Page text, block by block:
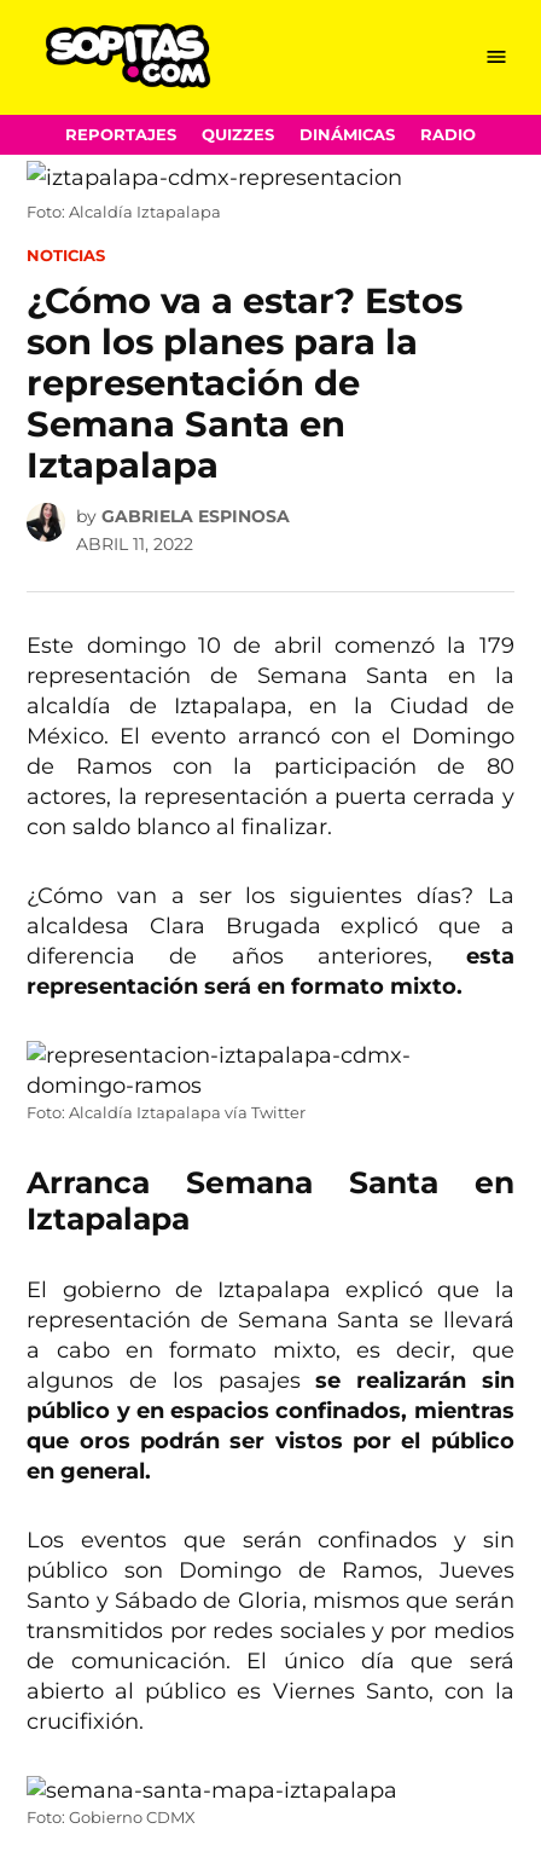
Skip
to
content
Menu
REPORTAJES QUIZZES DINÁMICAS RADIO
Foto: Alcaldía Iztapalapa
POSTED
NOTICIAS
¿Cómo va a estar? Estos
son los planes para la
representación de
Semana Santa en
Iztapalapa
by GABRIELA ESPINOSA
ABRIL 11, 2022
Este domingo 10 de abril comenzó la 179
representación de Semana Santa en la
alcaldía de Iztapalapa, en la Ciudad de
México. El evento arrancó con el Domingo
de Ramos con la participación de 80
actores, la representación a puerta cerrada y
con saldo blanco al finalizar.
¿Cómo van a ser los siguientes días? La
alcaldesa Clara Brugada explicó que a
diferencia de años anteriores, esta
representación será en formato mixto.
Foto: Alcaldía Iztapalapa vía Twitter
Arranca Semana Santa en
Iztapalapa
El gobierno de Iztapalapa explicó que la
representación de Semana Santa se llevará
a cabo en formato mixto, es decir, que
algunos de los pasajesse realizarán sin
público y en espacios confinados, mientras
que oros podrán ser vistos por el público
en general.
Los eventos que serán confinados y sin
público son Domingo de Ramos, Jueves
Santo y Sábado de Gloria, mismos que serán
transmitidos por redes sociales y por medios
de comunicación. El único día que será
abierto al público es Viernes Santo, con la
crucifixión.
Foto: Gobierno CDMX